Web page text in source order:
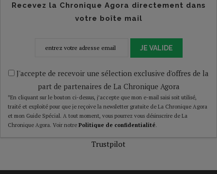
Recevez la Chronique Agora directement dans
votre boîte mail
JE VALIDE
J'accepte de recevoir une sélection exclusive d'offres de la
part de partenaires de La Chronique Agora
*En cliquant sur le bouton ci-dessus, j’accepte que mon e-mail saisi soit utilisé,
traité et exploité pour que je reçoive la newsletter gratuite de La Chronique Agora
et mon Guide Spécial. A tout moment, vous pourrez vous désinscrire de La
Chronique Agora. Voir notre Politique de confidentialité.
Trustpilot